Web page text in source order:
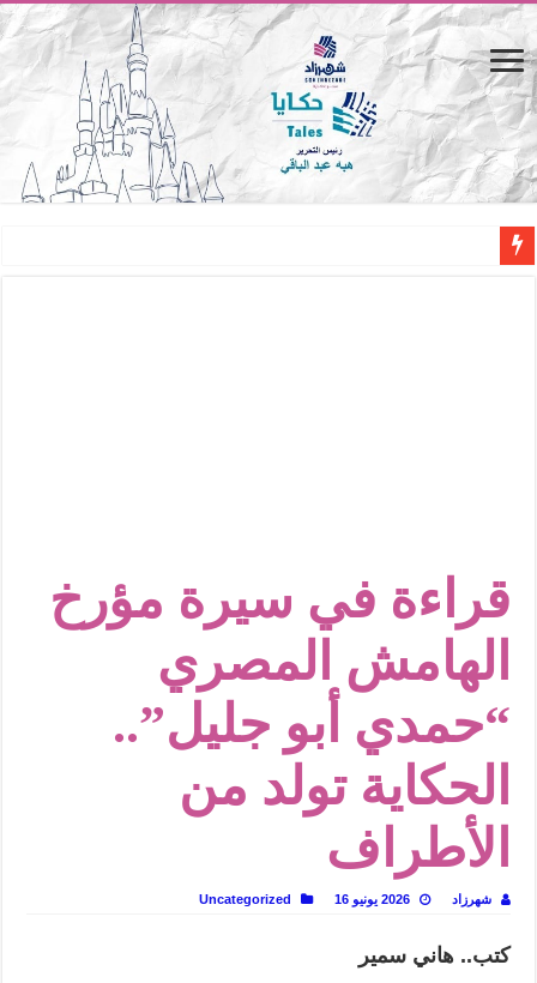
من سيرة «إيفان أجيلي» إلى نسيج الحكاية.. رحلة بسمة ناجي مع الكتابة والترجمة
من «أرشيف ريبليكا» إلى «ساحر أوز».. رحلة بسمة ناجي مع الترجمة (الجزء الأول)
من مطابخ الأسواق لـ«الدليفري».. كيف طهت المدن قديماً طعامها؟
“الرحالة العرب واكتشاف أوروبا”.. قراءة جديدة لبدايات “الاستغراب”
عوالم منصورة عز الدين.. حين يصبح الزمن بطل الرواية
الطعام في الحضارة الإسلامية.. تاريخ يُقرأ بالنكهات
يوم شاهدت زينات صدقي على المسرح وسرحت!
قراءة في سيرة مؤرخ
الهامش المصري
“حمدي أبو جليل”..
الحكاية تولد من
الأطراف
شهرزاد 2026 يونيو 16 Uncategorized
كتب.. هاني سمير